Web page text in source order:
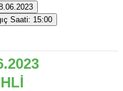
08.06.2023
Başlangıç Saati: 15:00